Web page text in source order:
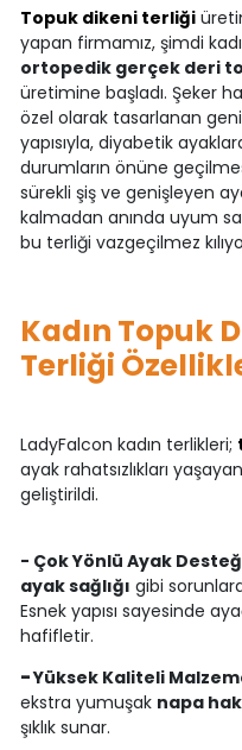
Topuk dikeni terliği
yapan firmamız, şimdi
ortopedik gerçek deri
üretimine başladı. Şeker
özel olarak tasarlanan
yapısıyla, diyabetik
durumların önüne
sürekli şiş ve genişleyen
kalmadan anında uyum
bu terliği vazgeçilmez
Kadın Topuk
Terliği
LadyFalcon kadın terlikleri;
ayak rahatsızlıkları
geliştirildi.
- Çok Yönlü Ayak
ayak sağlığı gibi
Esnek yapısı sayesinde
hafifletir.
-Yüksek Kaliteli
ekstra yumuşak napa
şıklık sunar.